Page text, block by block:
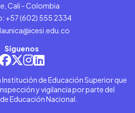
Cali - Colombia
+57 (602) 555 2334
Síguenos
Institución de Educación Superior que
y vigilancia por parte del
Educación Nacional.